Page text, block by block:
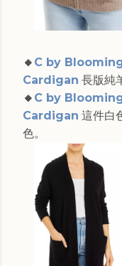
🔸 C by
Cardigan 長版純
🔸 C by
Cardigan 這件白
色。